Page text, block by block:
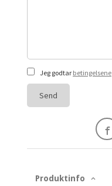
Jeg godtar betingelsene
Send
Produktinfo